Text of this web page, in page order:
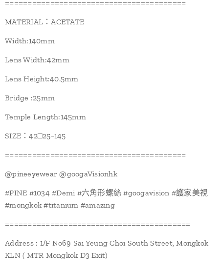
========================================
MATERIAL：ACETATE
Width:140mm
Lens Width:42mm
Lens Height:40.5mm
Bridge :25mm
Temple Length:145mm
SIZE：42□25−145
========================================
@pineeyewear @googaVisionhk
#PINE #1034 #Demi #六角形螺絲 #googavision #護家美視
#mongkok #titanium #amazing
=========================================
Address : 1/F No69 Sai Yeung Choi South Street, Mongkok
KLN ( MTR Mongkok D3 Exit)